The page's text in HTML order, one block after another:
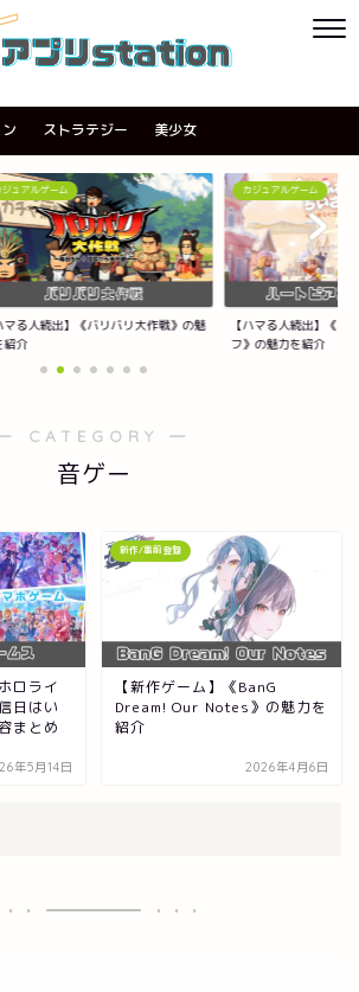
ストラテジー 美少女
ジュアルゲーム
マる人続出】《バリバリ大作戦》の魅
紹介
カジュアルゲーム
【ハマる人続出】《ハ
フ》の魅力を紹介
CATEGORY ―
音ゲー
ロライ
日はい
まとめ
年5月14日
新作/事前登録
【新作ゲーム】《BanG
Dream! Our Notes》の魅力を
紹介
2026年4月6日